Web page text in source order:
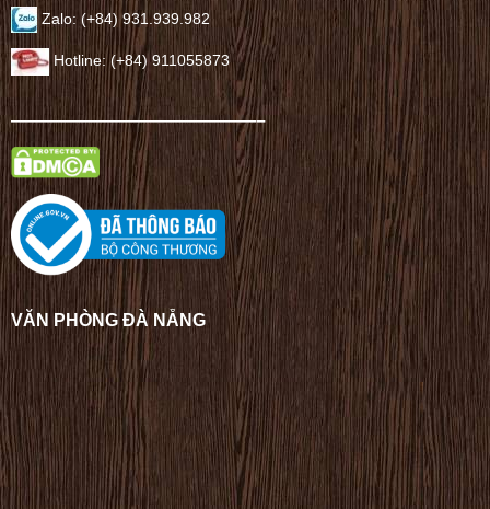
Zalo: (+84) 931.939.982
Hotline: (+84) 911055873
——————————————–
VĂN PHÒNG ĐÀ NẴNG